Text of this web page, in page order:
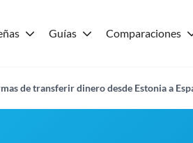
Guías Comparaciones
de transferir dinero desde Estonia a